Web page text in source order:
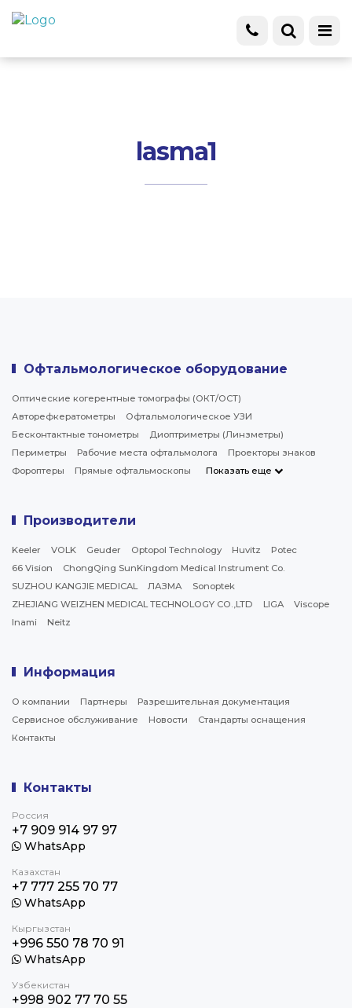
lasma1
Офтальмологическое оборудование
Оптические когерентные томографы (ОКТ/ОСТ)
Авторефкератометры
Офтальмологическое УЗИ
Бесконтактные тонометры
Диоптриметры (Линзметры)
Периметры
Рабочие места офтальмолога
Проекторы знаков
Фороптеры
Прямые офтальмоскопы Показать еще
Производители
Keeler VOLK Geuder Optopol Technology Huvitz
Potec
66 Vision
ChongQing SunKingdom Medical Instrument Co.
SUZHOU KANGJIE MEDICAL
ЛАЗМА
Sonoptek
ZHEJIANG WEIZHEN MEDICAL TECHNOLOGY CO.,LTD
LIGA
Viscope
Inami
Neitz
Информация
О компании Партнеры
Разрешительная документация
Сервисное обслуживание
Новости
Стандарты оснащения
Контакты
Контакты
Россия
+7 909 914 97 97
WhatsApp
Казахстан
+7 777 255 70 77
WhatsApp
Кыргызстан
+996 550 78 70 91
WhatsApp
Узбекистан
+998 902 77 70 55